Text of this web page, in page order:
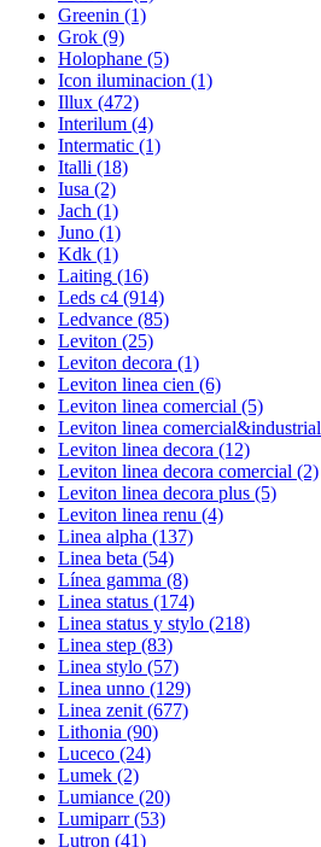
Greenin (1)
Grok (9)
Holophane (5)
Icon iluminacion (1)
Illux (472)
Interilum (4)
Intermatic (1)
Italli (18)
Iusa (2)
Jach (1)
Juno (1)
Kdk (1)
Laiting (16)
Leds c4 (914)
Ledvance (85)
Leviton (25)
Leviton decora (1)
Leviton linea cien (6)
Leviton linea comercial (5)
Leviton linea comercial&industrial
Leviton linea decora (12)
Leviton linea decora comercial (2)
Leviton linea decora plus (5)
Leviton linea renu (4)
Linea alpha (137)
Linea beta (54)
Línea gamma (8)
Linea status (174)
Linea status y stylo (218)
Linea step (83)
Linea stylo (57)
Linea unno (129)
Linea zenit (677)
Lithonia (90)
Luceco (24)
Lumek (2)
Lumiance (20)
Lumiparr (53)
Lutron (41)